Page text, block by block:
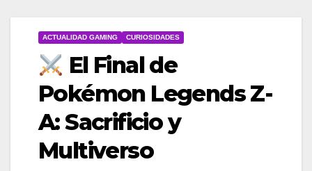
ACTUALIDAD GAMING CURIOSIDADES
El Final de
Pokémon Legends Z-
A: Sacrificio y
Multiverso